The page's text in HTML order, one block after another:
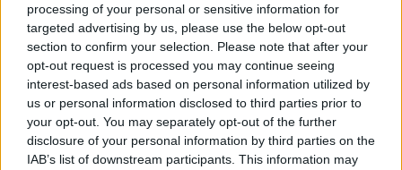
processing of your personal or sensitive information for
targeted advertising by us, please use the below opt-out
section to confirm your selection. Please note that after your
opt-out request is processed you may continue seeing
interest-based ads based on personal information utilized by
us or personal information disclosed to third parties prior to
your opt-out. You may separately opt-out of the further
disclosure of your personal information by third parties on the
IAB’s list of downstream participants. This information may